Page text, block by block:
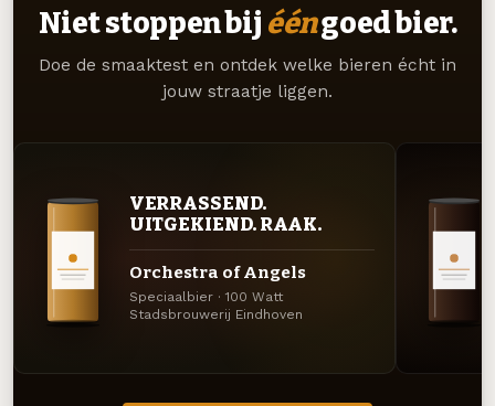
Niet stoppen bij ééngoed bier.
Doe de smaaktest en ontdek welke bieren écht in
jouw straatje liggen.
VERRASSEND.
UITGEKIEND. RAAK.
Orchestra of Angels
Speciaalbier · 100 Watt
Stadsbrouwerij Eindhoven